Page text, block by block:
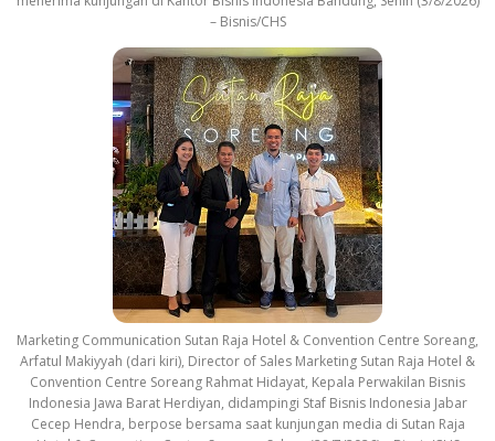
– Bisnis/CHS
Marketing Communication Sutan Raja Hotel & Convention Centre Soreang,
Arfatul Makiyyah (dari kiri), Director of Sales Marketing Sutan Raja Hotel &
Convention Centre Soreang Rahmat Hidayat, Kepala Perwakilan Bisnis
Indonesia Jawa Barat Herdiyan, didampingi Staf Bisnis Indonesia Jabar
Cecep Hendra, berpose bersama saat kunjungan media di Sutan Raja